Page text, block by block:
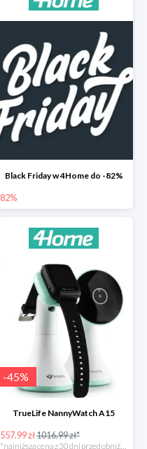
Black Friday w 4Home do -82%
82%
-45%
TrueLife NannyWatch A15
557.99 zł1016.99 zł*